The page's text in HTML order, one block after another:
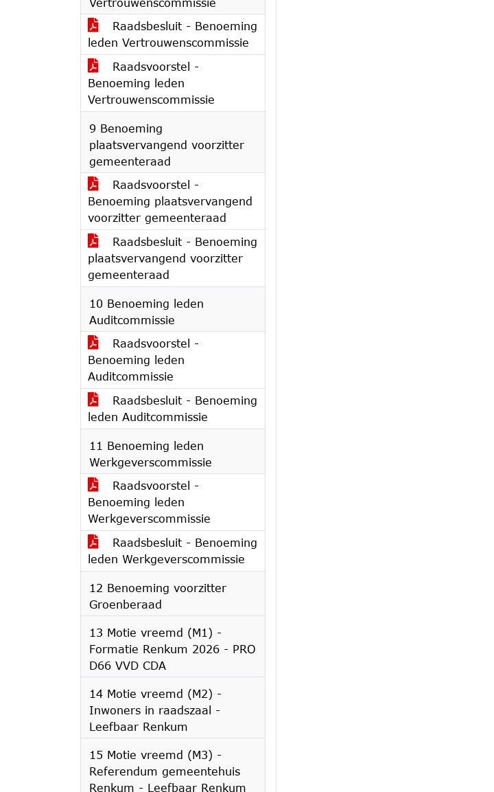
Raadsbesluit - Benoeming
leden Vertrouwenscommissie
Raadsvoorstel -
Benoeming leden
Vertrouwenscommissie
9 Benoeming
plaatsvervangend voorzitter
gemeenteraad
Raadsvoorstel -
Benoeming plaatsvervangend
voorzitter gemeenteraad
Raadsbesluit - Benoeming
plaatsvervangend voorzitter
gemeenteraad
10 Benoeming leden
Auditcommissie
Raadsvoorstel -
Benoeming leden
Auditcommissie
Raadsbesluit - Benoeming
leden Auditcommissie
11 Benoeming leden
Werkgeverscommissie
Raadsvoorstel -
Benoeming leden
Werkgeverscommissie
Raadsbesluit - Benoeming
leden Werkgeverscommissie
12 Benoeming voorzitter
Groenberaad
13 Motie vreemd (M1) -
Formatie Renkum 2026 - PRO
D66 VVD CDA
14 Motie vreemd (M2) -
Inwoners in raadszaal -
Leefbaar Renkum
15 Motie vreemd (M3) -
Referendum gemeentehuis
Renkum - Leefbaar Renkum